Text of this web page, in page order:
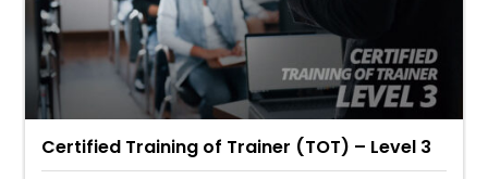
Certified Training of Trainer (TOT) – Level 3